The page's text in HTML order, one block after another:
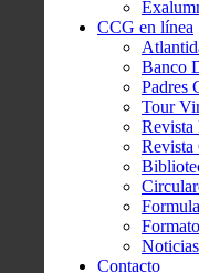
CCG en línea
Banco
Padres
Tour
Revista
Noticias
Contacto